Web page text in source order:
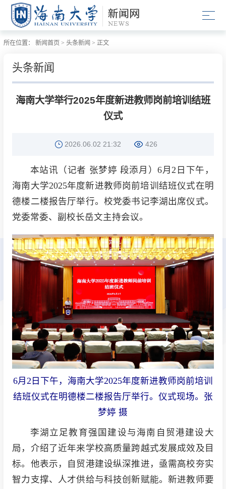
所在位置： 新闻首页 > 头条新闻 > 正文
头条新闻
海南大学举行2025年度新进教师岗前培训结班
仪式
2026.06.02 21:32 426
本站讯（记者 张梦婷 段添月）6月2日下午，
海南大学2025年度新进教师岗前培训结班仪式在明
德楼二楼报告厅举行。校党委书记李湖出席仪式。
党委常委、副校长岳文主持会议。
6月2日下午，海南大学2025年度新进教师岗前培训
结班仪式在明德楼二楼报告厅举行。仪式现场。张
梦婷 摄
李湖立足教育强国建设与海南自贸港建设大
局，介绍了近年来学校高质量跨越式发展成效及目
标。他表示，自贸港建设纵深推进，亟需高校夯实
智力支撑、人才供给与科技创新赋能。新进教师要